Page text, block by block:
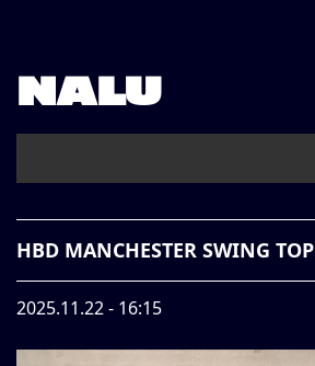
NALU
New Arrival
Pickup
HBD MANCHESTER SWING TOP
2025.11.22 - 16:15